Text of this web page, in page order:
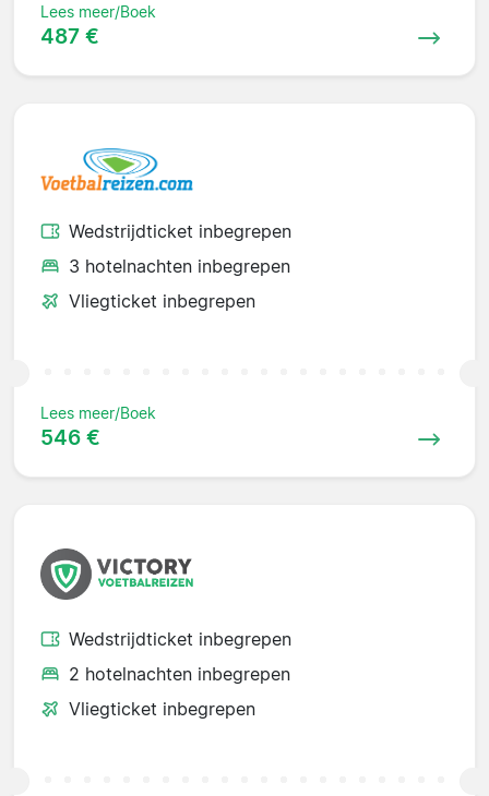
Lees meer/Boek
487 €
Wedstrijdticket inbegrepen
3 hotelnachten inbegrepen
Vliegticket inbegrepen
Lees meer/Boek
546 €
Wedstrijdticket inbegrepen
2 hotelnachten inbegrepen
Vliegticket inbegrepen